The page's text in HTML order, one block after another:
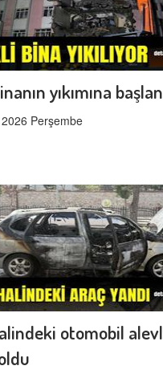
yıkımına
Perşembe
otomobil